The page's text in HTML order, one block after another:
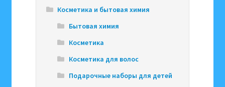
Косметика и бытовая химия
Бытовая химия
Косметика
Косметика для волос
Подарочные наборы для детей